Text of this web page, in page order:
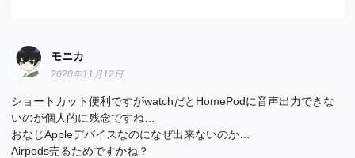
モニカ
2020年11月12日
ショートカット便利ですがwatchだとHomePodに音声出力できな
いのが個人的に残念ですね…
おなじAppleデバイスなのになぜ出来ないのか…
Airpods売るためですかね？